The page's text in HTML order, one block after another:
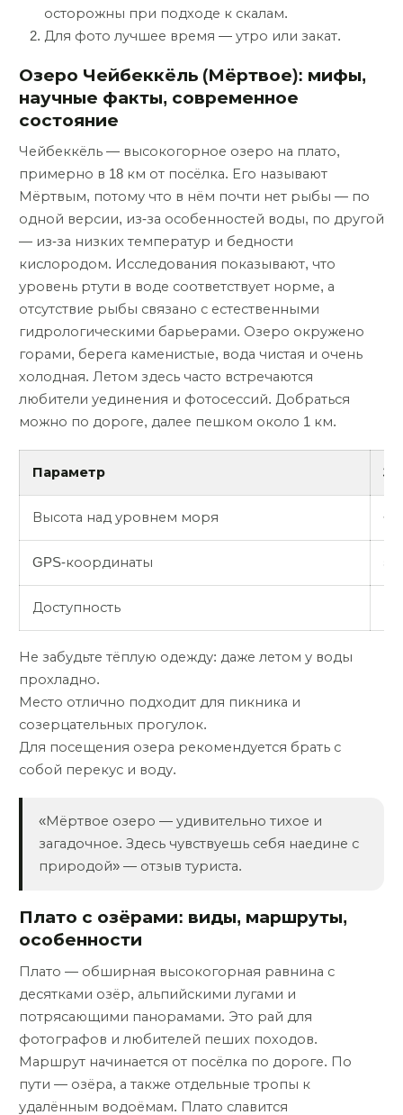
осторожны при подходе к скалам.
Для фото лучшее время — утро или закат.
Озеро Чейбеккёль (Мёртвое): мифы,
научные факты, современное
состояние
Чейбеккёль — высокогорное озеро на плато,
примерно в 18 км от посёлка. Его называют
Мёртвым, потому что в нём почти нет рыбы — по
одной версии, из-за особенностей воды, по другой
— из-за низких температур и бедности
кислородом. Исследования показывают, что
уровень ртути в воде соответствует норме, а
отсутствие рыбы связано с естественными
гидрологическими барьерами. Озеро окружено
горами, берега каменистые, вода чистая и очень
холодная. Летом здесь часто встречаются
любители уединения и фотосессий. Добраться
можно по дороге, далее пешком около 1 км.
Параметр
Высота над уровнем моря
GPS-координаты
Доступность
Не забудьте тёплую одежду: даже летом у воды
прохладно.
Место отлично подходит для пикника и
созерцательных прогулок.
Для посещения озера рекомендуется брать с
собой перекус и воду.
«Мёртвое озеро — удивительно тихое и
загадочное. Здесь чувствуешь себя наедине с
природой» — отзыв туриста.
Плато с озёрами: виды, маршруты,
особенности
Плато — обширная высокогорная равнина с
десятками озёр, альпийскими лугами и
потрясающими панорамами. Это рай для
фотографов и любителей пеших походов.
Маршрут начинается от посёлка по дороге. По
пути — озёра, а также отдельные тропы к
удалённым водоёмам. Плато славится